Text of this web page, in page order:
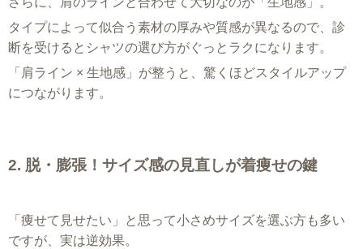
タイプによって似合う素材の厚みや質感が異なるので、診
断を受けるとシャツの選び方がぐっとラクになります。
「肩ライン × 生地感」が整うと、驚くほどスタイルアップ
につながります。
2. 脱・膨張！サイズ感の見直しが着痩せの鍵
「痩せて見せたい」と思って小さめサイズを選ぶ方も多い
ですが、実は逆効果。